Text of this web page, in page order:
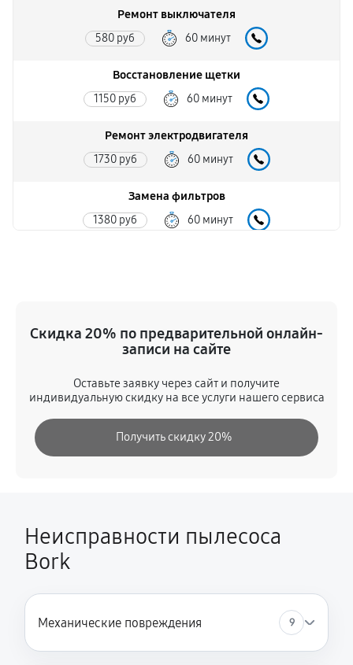
Ремонт выключателя
580 руб 60 минут
Восстановление щетки
1150 руб 60 минут
Ремонт электродвигателя
1730 руб 60 минут
Замена фильтров
1380 руб 60 минут
1610 руб 60 минут
Ремонт гидросистемы
1840 руб 60 минут
Замена кнопок управления
Корпусный ремонт (замена резинок, креплений,
1730 руб 60 минут
Ремонт платы управления (восстановление)
1840 руб 60 минут
Скидка 20% по предварительной онлайн-
записи на сайте
Оставьте заявку через сайт и получите
индивидуальную скидку на все услуги нашего сервиса
Получить скидку 20%
Неисправности пылесоса
Bork
Механические повреждения 9